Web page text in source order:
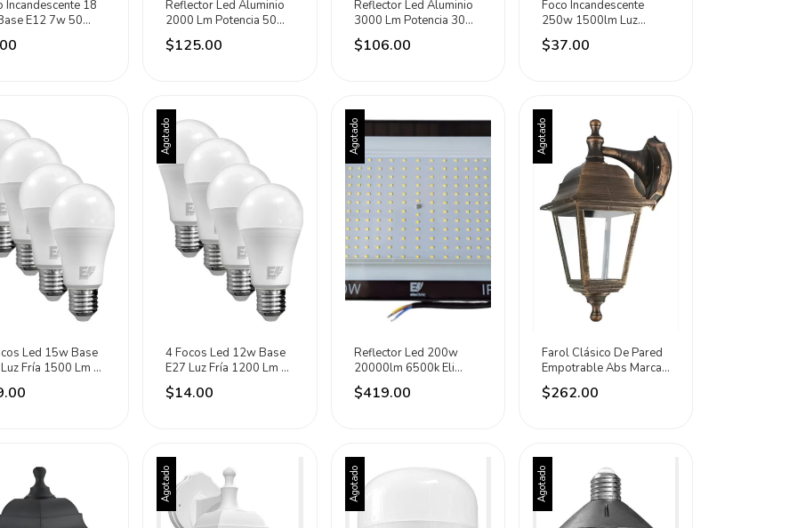
Incandescente 18
E12 7w 50
Eli Electric Cálido
Reflector Led Aluminio
2000 Lm Potencia 50w
Eli Electric Negro Fría
(6500k)
$125.00
Reflector Led Aluminio
3000 Lm Potencia 30w
Eli Electric Rgb Negro
$106.00
Foco Incandescente
250w 1500lm Luz
Cálida 2700k Eli Electric
Calida 2700k
$37.00
Led 15w Base
Fría 1500 Lm Eli
Blanco 6500k
Agotado
4 Focos Led 12w Base
E27 Luz Fría 1200 Lm Eli
Electric Blanco 6500k
$14.00
Agotado
Reflector Led 200w
20000lm 6500k Eli
Electric Negro Blanco
Frío
$419.00
Agotado
Farol Clásico De Pared
Empotrable Abs Marca
Sanelec Blanco
$262.00
Agotado Agotado Agotado